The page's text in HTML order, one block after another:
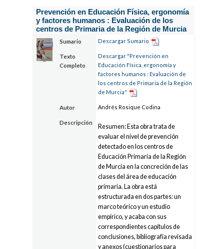
Prevención en Educación Física, ergonomía
y factores humanos : Evaluación de los
centros de Primaria de la Región de Murcia
Sumario Descargar Sumario
Texto
Completo
Descargar "Prevención en
Educación Física, ergonomía y
factores humanos : Evaluación de
los centros de Primaria de la Región
de Murcia"
Autor Andrés Rosique Codina
Descripción
Resumen: Esta obra trata de
evaluar el nivel de prevención
detectado en los centros de
Educación Primaria de la Región
de Murcia en la concreción de las
clases del área de educación
primaria. La obra está
estructurada en dos partes: un
marco teórico y un estudio
empírico, y acaba con sus
correspondientes capítulos de
conclusiones, bibliografía revisada
y anexos (cuestionarios para